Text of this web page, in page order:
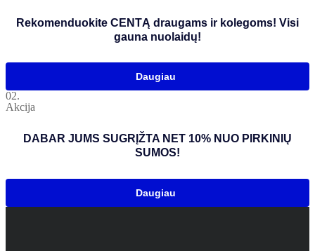
Rekomenduokite CENTĄ draugams ir kolegoms! Visi
gauna nuolaidų!
Daugiau
02.
Akcija
DABAR JUMS SUGRĮŽTA NET 10% NUO PIRKINIŲ
SUMOS!
Daugiau